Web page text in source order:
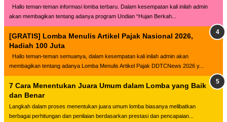
Hallo teman-teman informasi lomba terbaru. Dalam kesempatan kali inilah admin
akan membagikan tentang adanya program Undian “Hujan Berkah...
[GRATIS] Lomba Menulis Artikel Pajak Nasional 2026,
Hadiah 100 Juta
Hallo teman-teman semuanya, dalam kesempatan kali inilah admin akan
membagikan tentang adanya Lomba Menulis Artikel Pajak DDTCNews 2026 y...
7 Cara Menentukan Juara Umum dalam Lomba yang Baik
dan Benar
Langkah dalam proses menentukan juara umum lomba biasanya melibatkan
berbagai perhitungan dan penilaian berdasarkan prestasi dan pencapaian...